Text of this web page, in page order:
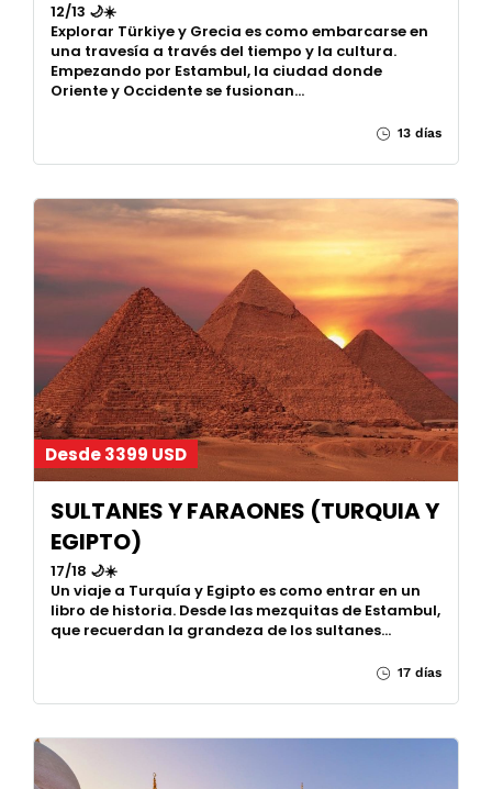
12/13 🌙☀️
Explorar Türkiye y Grecia es como embarcarse en
una travesía a través del tiempo y la cultura.
Empezando por Estambul, la ciudad donde
Oriente y Occidente se fusionan…
13 días
Desde 3399 USD
SULTANES Y FARAONES (TURQUIA Y
EGIPTO)
17/18 🌙☀️
Un viaje a Turquía y Egipto es como entrar en un
libro de historia. Desde las mezquitas de Estambul,
que recuerdan la grandeza de los sultanes…
17 días